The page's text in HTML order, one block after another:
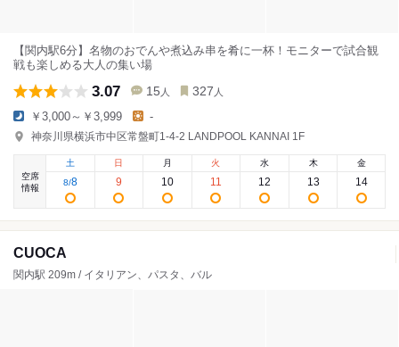
【関内駅6分】名物のおでんや煮込み串を肴に一杯！モニターで試合観
戦も楽しめる大人の集い場
3.07 15 人 327 人
￥3,000～￥3,999 -
神奈川県横浜市中区常盤町1-4-2 LANDPOOL KANNAI 1F
空席
情報
土
8/8
日
9
月
10
火
11
水
12
木
13
金
14
CUOCA
関内駅 209m / イタリアン、パスタ、バル